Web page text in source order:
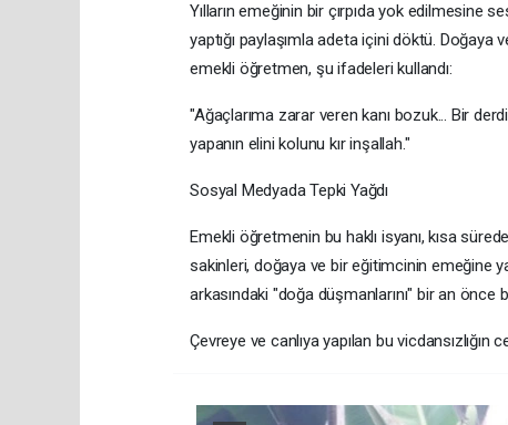
​Yılların emeğinin bir çırpıda yok edilmesine
yaptığı paylaşımla adeta içini döktü.
emekli öğretmen, şu ifadeleri kullandı:
​"Ağaçlarıma zarar veren kanı bozuk... Bir
yapanın elini kolunu kır inşallah."
​Sosyal Medyada Tepki Yağdı
​Emekli öğretmenin bu haklı isyanı, kısa
sakinleri, doğaya ve bir eğitimcinin emeğine
arkasındaki "doğa düşmanlarını" bir an önce
​Çevreye ve canlıya yapılan bu vicdansızlığın